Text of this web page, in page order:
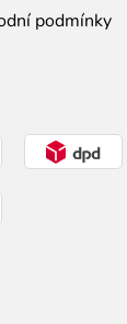
podmínky